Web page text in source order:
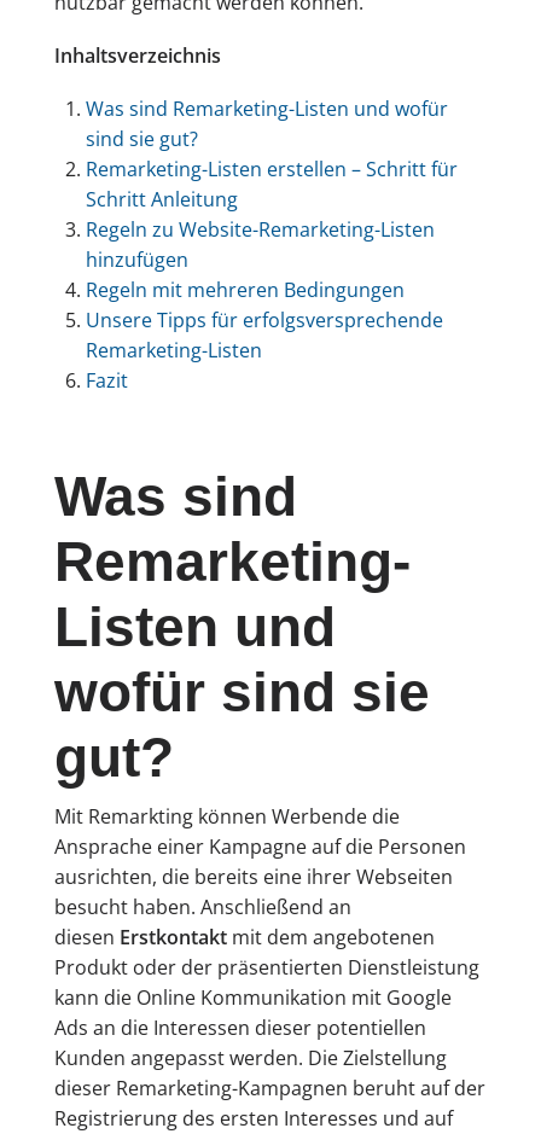
Inhaltsverzeichnis
Was sind Remarketing-Listen und wofür
sind sie gut?
Remarketing-Listen erstellen – Schritt für
Schritt Anleitung
Regeln zu Website-Remarketing-Listen
hinzufügen
Regeln mit mehreren Bedingungen
Unsere Tipps für erfolgsversprechende
Remarketing-Listen
Fazit
Was sind
Remarketing-
Listen und
wofür sind sie
gut?
Mit Remarkting können Werbende die
Ansprache einer Kampagne auf die Personen
ausrichten, die bereits eine ihrer Webseiten
besucht haben. Anschließend an
diesen Erstkontaktmit dem angebotenen
Produkt oder der präsentierten Dienstleistung
kann die Online Kommunikation mit Google
Ads an die Interessen dieser potentiellen
Kunden angepasst werden. Die Zielstellung
dieser Remarketing-Kampagnen beruht auf der
Registrierung des ersten Interesses und auf